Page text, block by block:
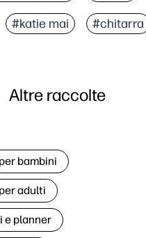
#katie mai #chitarra
Altre raccolte
bambini
adulti
e planner